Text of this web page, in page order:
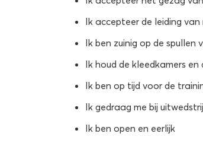
Ik accepteer de leiding van
Ik ben zuinig op de spullen
Ik houd de kleedkamers
Ik ben op tijd voor de
Ik gedraag me bij
Ik ben open en eerlijk